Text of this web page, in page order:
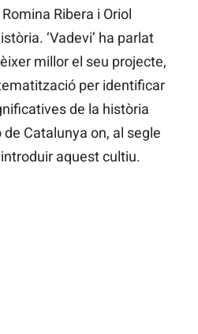
Ribera i Oriol
‘Vadevi’ ha parlat
millor el seu projecte,
per identificar
de la història
Catalunya on, al segle
aquest cultiu.